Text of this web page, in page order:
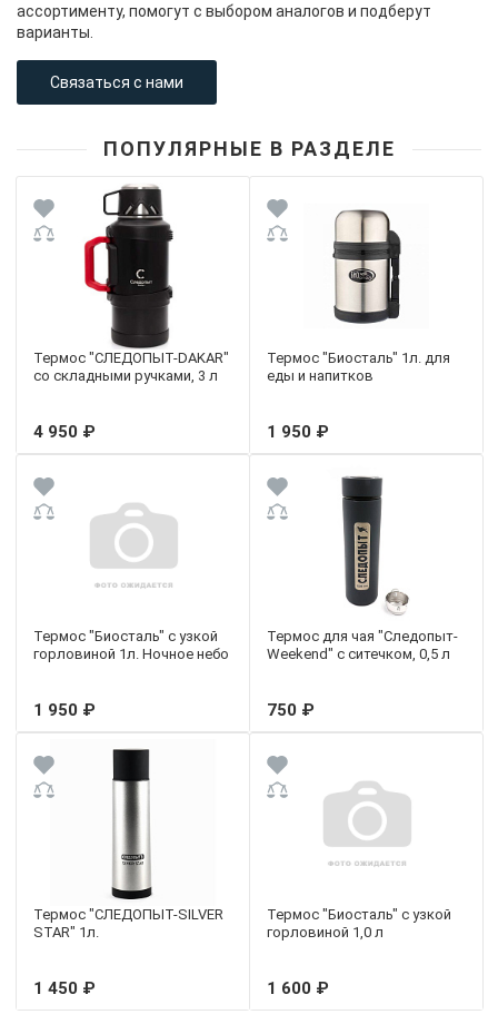
ассортименту, помогут с выбором аналогов и подберут
варианты.
Связаться с нами
ПОПУЛЯРНЫЕ В РАЗДЕЛЕ
Термос "СЛЕДОПЫТ-DAKAR"
со складными ручками, 3 л
4 950 ₽
Термос "Биосталь" 1л. для
еды и напитков
1 950 ₽
Термос "Биосталь" с узкой
горловиной 1л. Ночное небо
1 950 ₽
Термос для чая "Следопыт-
Weekend" с ситечком, 0,5 л
750 ₽
Термос "СЛЕДОПЫТ-SILVER
STAR" 1л.
1 450 ₽
Термос "Биосталь" с узкой
горловиной 1,0 л
1 600 ₽